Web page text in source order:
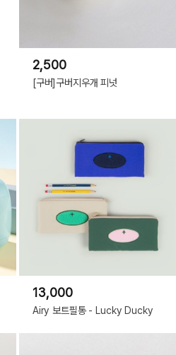
2,500
[구버]구버지우개 피넛
13,000
Airy 보트필통 - Lucky Ducky